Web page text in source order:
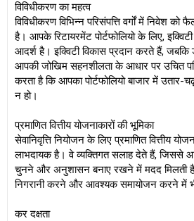
विविधीकरण का महत्व
विविधीकरण विभिन्न परिसंपत्ति वर्गों में निवेश
है। आपके रिटायरमेंट पोर्टफोलियो के लिए,
आदर्श है। इक्विटी विकास प्रदान करते हैं, जबकि
आपकी जोखिम सहनशीलता के आधार पर उचित
करता है कि आपका पोर्टफोलियो बाजार में
न हो।
प्रमाणित वित्तीय योजनाकारों की भूमिका
सेवानिवृत्ति नियोजन के लिए प्रमाणित वित्तीय
लाभदायक है। वे व्यक्तिगत सलाह देते हैं,
चुनने और अनुशासन बनाए रखने में मदद मिलती
निगरानी करने और आवश्यक समायोजन करने में
कर दक्षता